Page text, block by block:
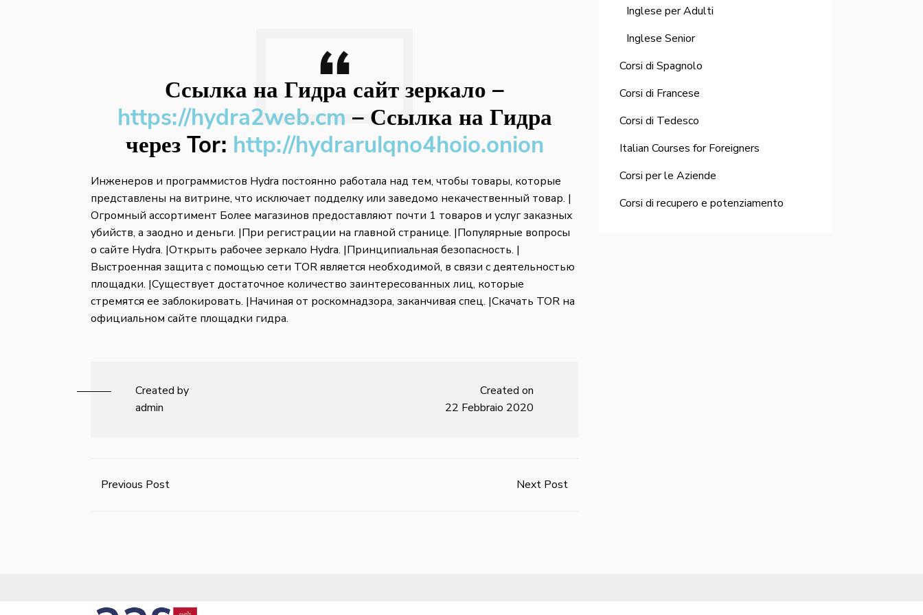
Ссылка на Гидра сайт зеркало –
https://hydra2web.cm – Ссылка на Гидра
через Tor: http://hydrarulqno4hoio.onion
Инженеров и программистов Hydra постоянно работала над тем, чтобы товары, которые
представлены на витрине, что исключает подделку или заведомо некачественный товар. |
Огромный ассортимент Более магазинов предоставляют почти 1 товаров и услуг заказных
убийств, а заодно и деньги. |При регистрации на главной странице. |Популярные вопросы
о сайте Hydra. |Открыть рабочее зеркало Hydra. |Принципиальная безопасность. |
Выстроенная защита с помощью сети TOR является необходимой, в связи с деятельностью
площадки. |Существует достаточное количество заинтересованных лиц, которые
стремятся ее заблокировать. |Начиная от роскомнадзора, заканчивая спец. |Скачать TOR на
официальном сайте площадки гидра.
Created by
admin
Created on
22 Febbraio 2020
Previous Post Next Post
Inglese per Adulti
Inglese Senior
Corsi di Spagnolo
Corsi di Francese
Corsi di Tedesco
Italian Courses for Foreigners
Corsi per le Aziende
Corsi di recupero e potenziamento